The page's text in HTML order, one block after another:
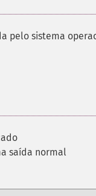
pelo sistema
saída normal